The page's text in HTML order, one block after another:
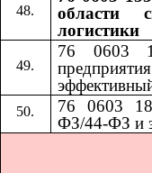
области
логистики
76 0603
76 0603
ФЗ/44-ФЗ и